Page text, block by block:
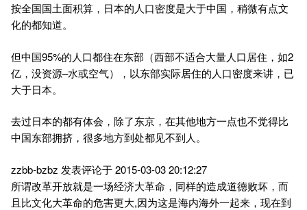
按全国国土面积算，日本的人口密度是大于中国，稍微有点文
化的都知道。
但中国95%的人口都住在东部（西部不适合大量人口居住，如2
亿，没资源–水或空气），以东部实际居住的人口密度来讲，已
大于日本。
去过日本的都有体会，除了东京，在其他地方一点也不觉得比
中国东部拥挤，很多地方到处都见不到人。
zzbb-bzbz 发表评论于 2015-03-03 20:12:27
所谓改革开放就是一场经济大革命，同样的造成道德败坏，而
且比文化大革命的危害更大,因为这是海内海外一起来，现在到